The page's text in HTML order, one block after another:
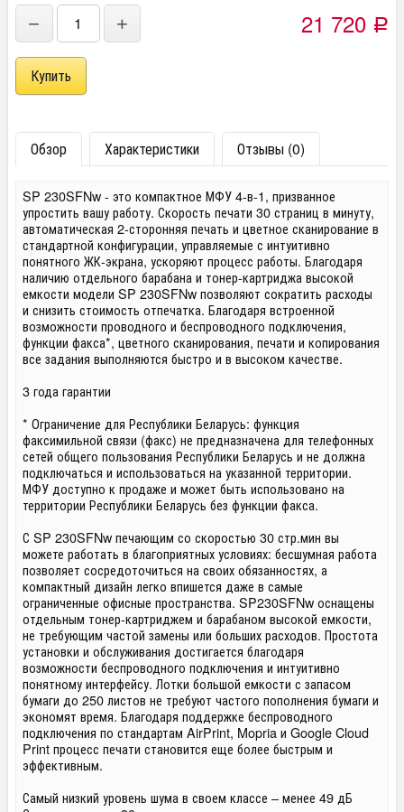
− + 21 720 Р
Обзор Характеристики Отзывы (0)
SP 230SFNw - это компактное МФУ 4-в-1, призванное
упростить вашу работу. Скорость печати 30 страниц в минуту,
автоматическая 2-сторонняя печать и цветное сканирование в
стандартной конфигурации, управляемые с интуитивно
понятного ЖК-экрана, ускоряют процесс работы. Благодаря
наличию отдельного барабана и тонер-картриджа высокой
емкости модели SP 230SFNw позволяют сократить расходы
и снизить стоимость отпечатка. Благодаря встроенной
возможности проводного и беспроводного подключения,
функции факса*, цветного сканирования, печати и копирования
все задания выполняются быстро и в высоком качестве.
3 года гарантии
* Ограничение для Республики Беларусь: функция
факсимильной связи (факс) не предназначена для телефонных
сетей общего пользования Республики Беларусь и не должна
подключаться и использоваться на указанной территории.
МФУ доступно к продаже и может быть использовано на
территории Республики Беларусь без функции факса.
С SP 230SFNw печающим со скоростью 30 стр.мин вы
можете работать в благоприятных условиях: бесшумная работа
позволяет сосредоточиться на своих обязанностях, а
компактный дизайн легко впишется даже в самые
ограниченные офисные пространства. SP230SFNw оснащены
отдельным тонер-картриджем и барабаном высокой емкости,
не требующим частой замены или больших расходов. Простота
установки и обслуживания достигается благодаря
возможности беспроводного подключения и интуитивно
понятному интерфейсу. Лотки большой емкости с запасом
бумаги до 250 листов не требуют частого пополнения бумаги и
экономят время. Благодаря поддержке беспроводного
подключения по стандартам AirPrint, Mopria и Google Cloud
Print процесс печати становится еще более быстрым и
эффективным.
Самый низкий уровень шума в своем классе – менее 49 дБ